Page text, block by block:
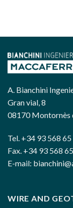
A. Bianchini
Gran vial, 8
08170 Montornès
Tel. +34 93 568
Fax. +34 93 568
E-mail:
WIRE AND